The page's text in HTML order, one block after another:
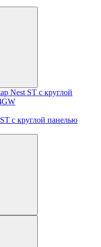
с круглой панелью